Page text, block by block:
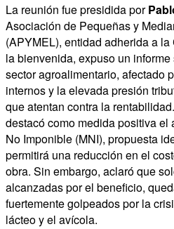
La reunión fue presidida por
Asociación de Pequeñas y
(APYMEL), entidad adherida a
la bienvenida, expuso un
sector agroalimentario, afectado
internos y la elevada presión
que atentan contra la
destacó como medida positiva
No Imponible (MNI), propuesta
permitirá una reducción en el
obra. Sin embargo, aclaró que
alcanzadas por el beneficio,
fuertemente golpeados por la
lácteo y el avícola.